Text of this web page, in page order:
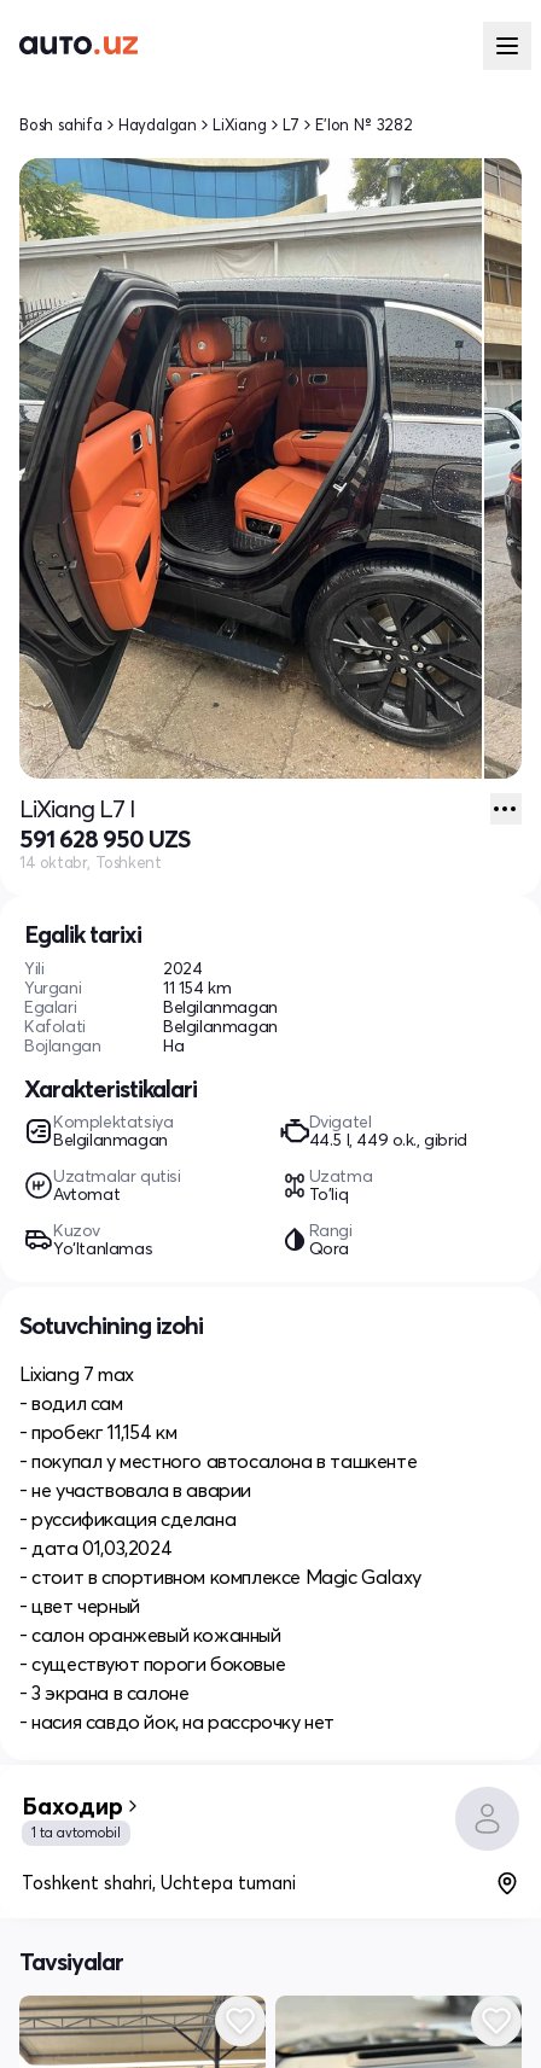
Egalik tarixi
Yili
2024
Yurgani
11 154 km
Egalari
Belgilanmagan
Kafolati
Belgilanmagan
Bojlangan
Ha
Xarakteristikalari
Komplektatsiya
Belgilanmagan
Dvigatel
44.5 l, 449 o.k., gibrid
Uzatmalar qutisi
Avtomat
Uzatma
To'liq
Kuzov
Yo‘ltanlamas
Rangi
Qora
Bosh sahifa Haydalgan LiXiang L7 E'lon № 3282
LiXiang L7 I
591 628 950 UZS
14 oktabr, Toshkent
Sotuvchining izohi
Lixiang 7 max
- водил сам
- пробекг 11,154 км
- покупал у местного автосалона в ташкенте
- не участвовала в аварии
- руссификация сделана
- дата 01,03,2024
- стоит в спортивном комплексе Magic Galaxy
- цвет черный
- салон оранжевый кожанный
- существуют пороги боковые
- 3 экрана в салоне
- насия савдо йок, на рассрочку нет
Баходир
1 ta avtomobil
Toshkent shahri, Uchtepa tumani
Tavsiyalar